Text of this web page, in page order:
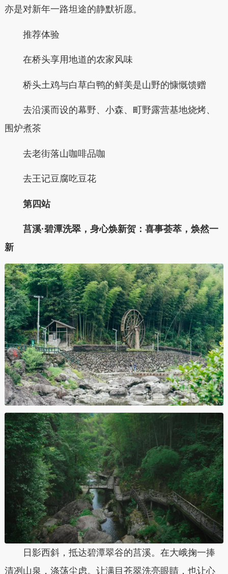
亦是对新年一路坦途的静默祈愿。
推荐体验
在桥头享用地道的农家风味
桥头土鸡与白草白鸭的鲜美是山野的慷慨馈赠
去沿溪而设的幕野、小森、町野露营基地烧烤、
围炉煮茶
去老街落山咖啡品咖
去王记豆腐吃豆花
第四站
莒溪·碧潭洗翠，身心焕新贺：喜事荟萃，焕然一
新
日影西斜，抵达碧潭翠谷的莒溪。在大峨掬一捧
清冽山泉，涤荡尘虑。让满目苍翠洗亮眼睛，也让心